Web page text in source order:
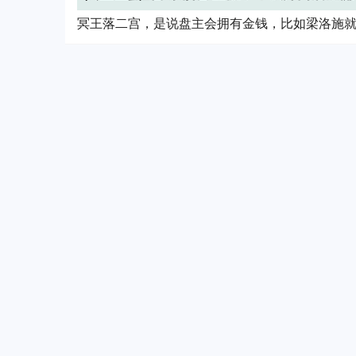
冥王落二宫，是说盘主会拥有金钱，比如梁洛施